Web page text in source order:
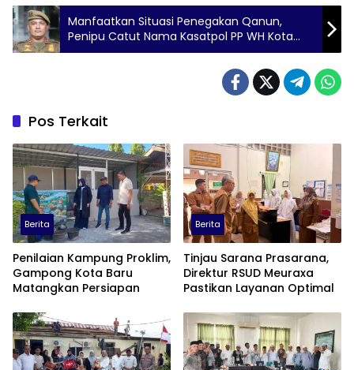
Manfaatkan Situasi Penegakan Qanun,
Penipu Catut Nama Kasatpol PP WH Kota
Banda Aceh
Pos Terkait
Berita
Penilaian Kampung Proklim,
Gampong Kota Baru
Matangkan Persiapan
Berita
Tinjau Sarana Prasarana,
Direktur RSUD Meuraxa
Pastikan Layanan Optimal